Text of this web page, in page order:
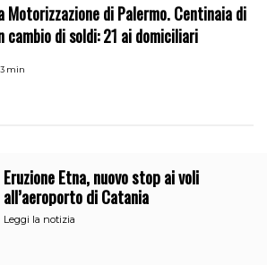
Motorizzazione di Palermo. Centinaia di
di soldi: 21 ai domiciliari
3 min
Eruzione Etna, nuovo stop ai voli
all’aeroporto di Catania
Leggi la notizia